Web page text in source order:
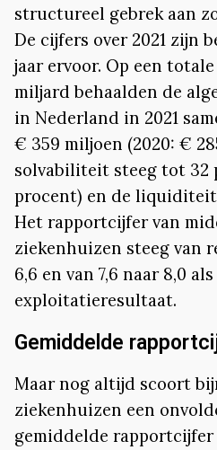
structureel gebrek aan
De cijfers over 2021 zijn
jaar ervoor. Op een
miljard behaalden de
in Nederland in 2021
€ 359 miljoen (2020: €
solvabiliteit steeg tot 32
procent) en de
Het rapportcijfer van
ziekenhuizen steeg van
6,6 en van 7,6 naar 8,0
exploitatieresultaat.
Gemiddelde
Maar nog altijd scoort
ziekenhuizen een
gemiddelde